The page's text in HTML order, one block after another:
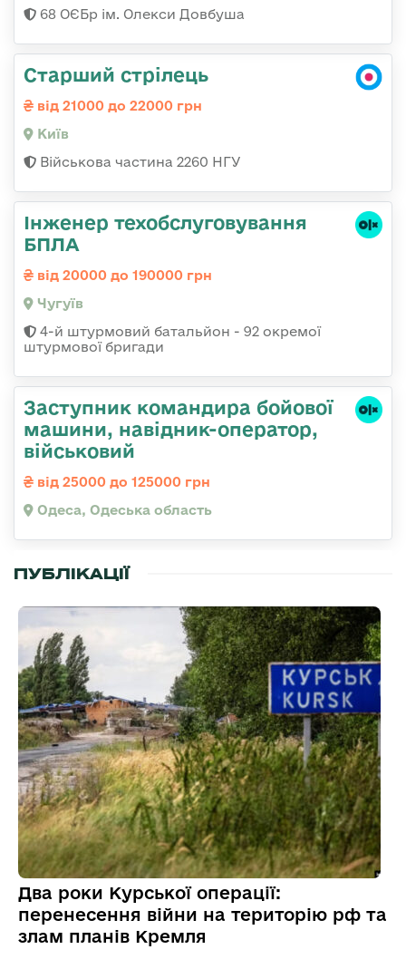
68 ОЄБр ім. Олекси Довбуша
Старший стрілець
від 21000 до 22000 грн
Київ
Військова частина 2260 НГУ
Інженер техобслуговування
БПЛА
від 20000 до 190000 грн
Чугуїв
4-й штурмовий батальйон - 92 окремої
штурмової бригади
Заступник командиpа бойової
машини, навідник-оператор,
військовий
від 25000 до 125000 грн
Одеса, Одеська область
ПУБЛІКАЦІЇ
Два роки Курської операції:
перенесення війни на територію рф та
злам планів Кремля